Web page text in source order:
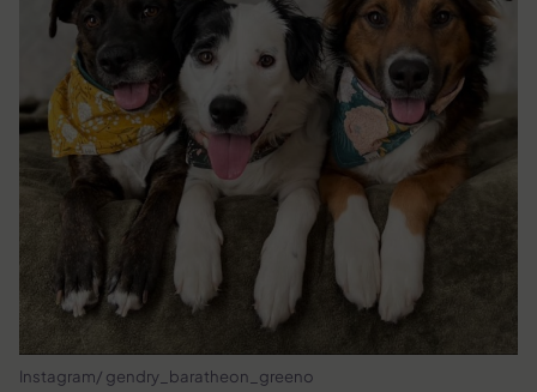
Instagram/ gendry_baratheon_greeno